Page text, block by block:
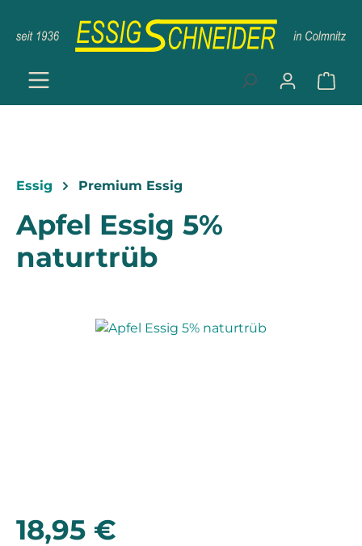
Zum Hauptinhalt springen
Essig Premium Essig
Apfel Essig 5%
naturtrüb
Bildergalerie überspringen
Regulärer Preis:
18,95 €